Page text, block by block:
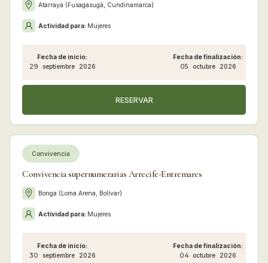
Atarraya (Fusagasugá, Cundinamarca)
Actividad para: Mujeres
Fecha de inicio:
29 septiembre 2026
Fecha de finalización:
05 octubre 2026
RESERVAR
Convivencia
Convivencia supernumerarias Arrecife-Entremares
Bonga (Loma Arena, Bolívar)
Actividad para: Mujeres
Fecha de inicio:
30 septiembre 2026
Fecha de finalización:
04 octubre 2026